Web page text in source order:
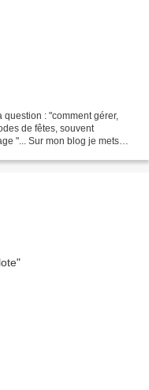
: "comment gérer,
de fêtes, souvent
"... Sur mon blog je mets